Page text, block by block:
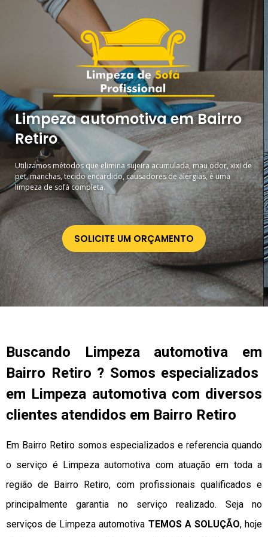
Limpeza automotiva em Bairro
Retiro
Utilizamos métodos que elimina sujeira acumulada, mau odor, xixi de
pet, manchas, tecido encardido, causadores de alergias, é uma
limpeza de sofá completa.
SOLICITE UM ORÇAMENTO
Buscando Limpeza automotiva em
Bairro Retiro ? Somos especializados
em Limpeza automotiva com diversos
clientes atendidos em Bairro Retiro
Em Bairro Retiro somos especializados e referencia quando
o serviço é Limpeza automotiva com atuação em toda a
região de Bairro Retiro, com profissionais qualificados e
principalmente garantia no serviço realizado. Seja no
serviços de Limpeza automotiva TEMOS A SOLUÇÃO, hoje